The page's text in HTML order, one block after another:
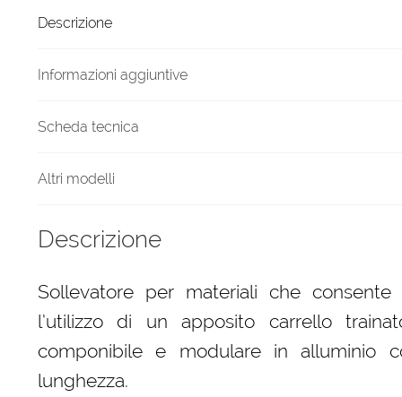
Descrizione
Informazioni aggiuntive
Scheda tecnica
Altri modelli
Descrizione
Sollevatore per materiali che
l’utilizzo di un apposito carrello
componibile e modulare in alluminio
lunghezza.